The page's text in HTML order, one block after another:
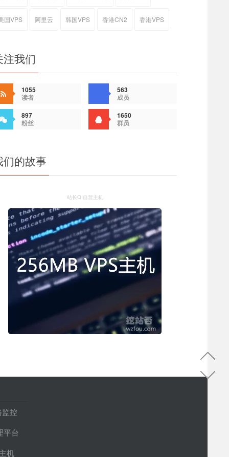
国VPS 阿里云 韩国VPS 香港CN2 香港VPS
注我们
1055
读者
563
成员
897
粉丝
1650
群员
们的故事
站长QI自营主机
控
平台
机